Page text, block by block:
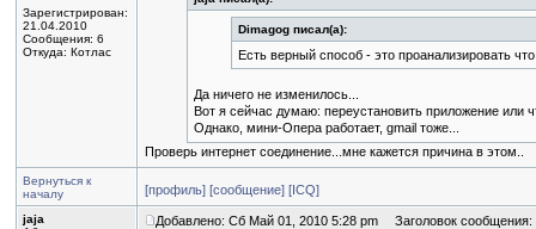
Зарегистрирован:
21.04.2010
Сообщения: 6
Откуда: Котлас
Dimagog писал(а):
Есть верный способ - это проанализировать
Да ничего не изменилось...
Вот я сейчас думаю: переустановить приложение или
Однако, мини-Опера работает, gmail тоже...
Проверь интернет соединение...мне кажется причина в этом..
Вернуться к
началу
[профиль] [сообщение] [ICQ]
jaja
Добавлено: Сб Май 01, 2010 5:28 pm Заголовок сообщения: